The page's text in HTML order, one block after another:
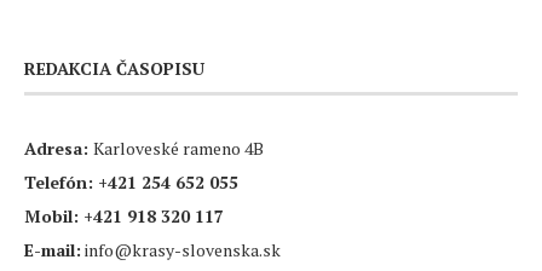
REDAKCIA ČASOPISU
Adresa: Karloveské rameno 4B
Telefón: +421 254 652 055
Mobil: +421 918 320 117
E-mail: info@krasy-slovenska.sk